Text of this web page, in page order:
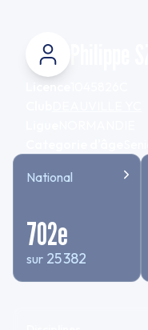
National
702e
sur 25 382